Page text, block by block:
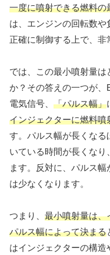
一度に噴射できる燃料の
は、エンジンの回転数
正確に制御する上で、非
では、この最小噴射量は
か？その答えの一つが、
電気信号、 「パルス幅」
インジェクターに燃料
す。パルス幅が長くな
いている時間が長くな
ます。反対に、パルス
は少なくなります。
つまり、 最小噴射量は、
パルス幅によって決まる
はインジェクターの構